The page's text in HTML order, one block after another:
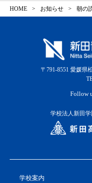
HOME お知らせ 朝の
〒791-8551 愛媛県
Follow
学校法人新田学
学校案内